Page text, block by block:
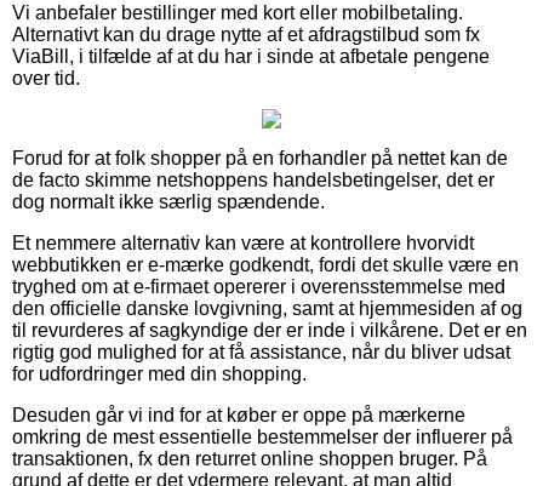
Vi anbefaler bestillinger med kort eller mobilbetaling.
Alternativt kan du drage nytte af et afdragstilbud som fx
ViaBill, i tilfælde af at du har i sinde at afbetale pengene
over tid.
Forud for at folk shopper på en forhandler på nettet kan de
de facto skimme netshoppens handelsbetingelser, det er
dog normalt ikke særlig spændende.
Et nemmere alternativ kan være at kontrollere hvorvidt
webbutikken er e-mærke godkendt, fordi det skulle være en
tryghed om at e-firmaet opererer i overensstemmelse med
den officielle danske lovgivning, samt at hjemmesiden af og
til revurderes af sagkyndige der er inde i vilkårene. Det er en
rigtig god mulighed for at få assistance, når du bliver udsat
for udfordringer med din shopping.
Desuden går vi ind for at køber er oppe på mærkerne
omkring de mest essentielle bestemmelser der influerer på
transaktionen, fx den returret online shoppen bruger. På
grund af dette er det ydermere relevant, at man altid